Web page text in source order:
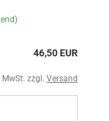
46,50 EUR
MwSt. zzgl. Versand